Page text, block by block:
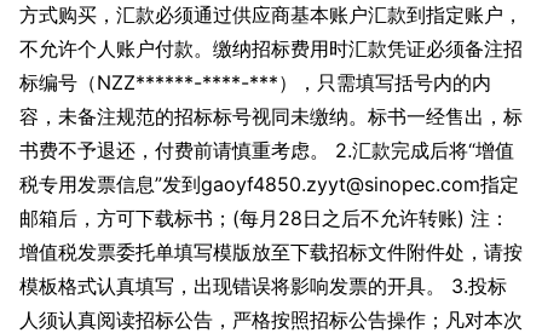
方式购买，汇款必须通过供应商基本账户汇款到指定账户，
不允许个人账户付款。缴纳招标费用时汇款凭证必须备注招
标编号（NZZ******-****-***），只需填写括号内的内
容，未备注规范的招标标号视同未缴纳。标书一经售出，标
书费不予退还，付费前请慎重考虑。 2.汇款完成后将“增值
税专用发票信息”发到gaoyf4850.zyyt@sinopec.com指定
邮箱后，方可下载标书；(每月28日之后不允许转账) 注：
增值税发票委托单填写模版放至下载招标文件附件处，请按
模板格式认真填写，出现错误将影响发票的开具。 3.投标
人须认真阅读招标公告，严格按照招标公告操作；凡对本次